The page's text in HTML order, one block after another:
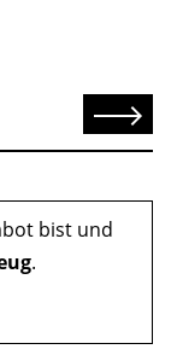
Senden
bist und
.